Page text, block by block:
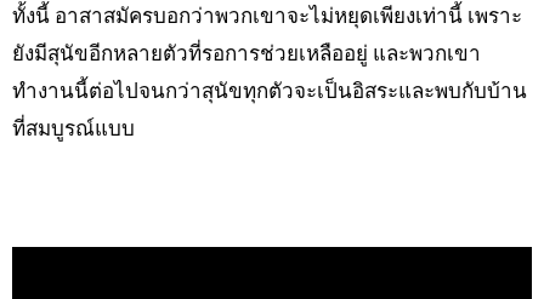
ทั้งนี้ อาสาสมัครบอกว่าพวกเขาจะไม่หยุดเพียงเท่านี้ เพราะ
ยังมีสุนัขอีกหลายตัวที่รอการช่วยเหลืออยู่ และพวกเขา
ทำงานนี้ต่อไปจนกว่าสุนัขทุกตัวจะเป็นอิสระและพบกับบ้าน
ที่สมบูรณ์แบบ